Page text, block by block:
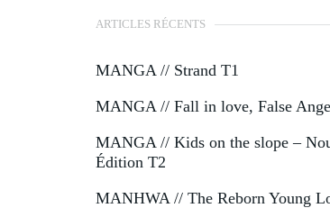
ARTICLES RÉCENTS
MANGA // Strand T1
MANGA // Fall in love, False
MANGA // Kids on the slope –
Édition T2
MANHWA // The Reborn Young